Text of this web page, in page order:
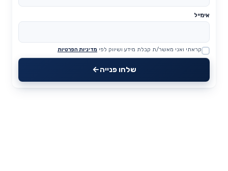
אימייל
Website
קראתי ואני מאשר/ת קבלת מידע ושיווק לפי מדיניות הפרטיות
שלחו פנייה